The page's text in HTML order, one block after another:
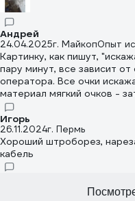
Андрей
24.04.2025г. МайкопОпыт
Картинку, как пишут,
пару минут, все зависит
оператора. Все очки
материал мягкий очков -
часто сыплется бетонная
часто протирать.
доволен.
Игорь
26.11.2024г. Пермь
Хороший штроборез,
кабель